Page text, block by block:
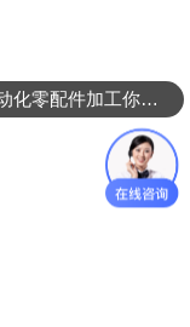
自动化零配件加工你们做吗？